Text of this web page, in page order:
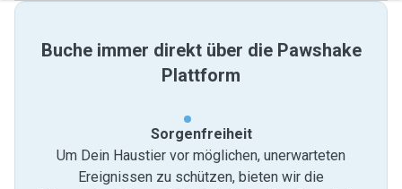
Buche immer direkt über die Pawshake
Plattform
Sorgenfreiheit
Um Dein Haustier vor möglichen, unerwarteten
Ereignissen zu schützen, bieten wir die